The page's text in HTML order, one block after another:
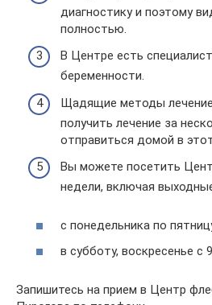
диагностику и поэтому
полностью.
В Центре есть
беременности.
Щадящие методы
получить лечение за
отправиться домой в
Вы можете посетить
недели, включая
с понедельника по
в субботу, воскресенье с
Запишитесь на прием в Центр